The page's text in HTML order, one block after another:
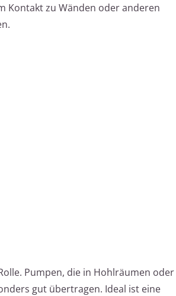
Kontakt zu Wänden oder anderen
Pumpen, die in Hohlräumen oder
gut übertragen. Ideal ist eine